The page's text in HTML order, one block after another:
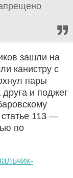
зашли на
канистру с
пары
и поджег
113 —
по